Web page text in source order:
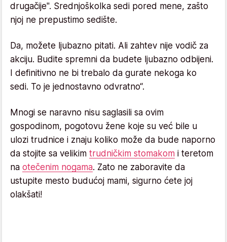
drugačije". Srednjoškolka sedi pored mene, zašto
njoj ne prepustimo sedište.
Da, možete ljubazno pitati. Ali zahtev nije vodič za
akciju. Budite spremni da budete ljubazno odbijeni.
I definitivno ne bi trebalo da gurate nekoga ko
sedi. To je jednostavno odvratno“.
Mnogi se naravno nisu saglasili sa ovim
gospodinom, pogotovu žene koje su već bile u
ulozi trudnice i znaju koliko može da bude naporno
da stojite sa velikim trudničkim stomakom i teretom
na otečenim nogama. Zato ne zaboravite da
ustupite mesto budućoj mami, sigurno ćete joj
olakšati!